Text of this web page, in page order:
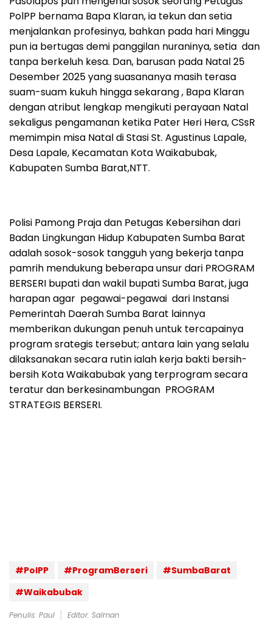
PolPP bernama Bapa Klaran, ia tekun dan setia
menjalankan profesinya, bahkan pada hari Minggu
pun ia bertugas demi panggilan nuraninya, setia dan
tanpa berkeluh kesa. Dan, barusan pada Natal 25
Desember 2025 yang suasananya masih terasa
suam-suam kukuh hingga sekarang , Bapa Klaran
dengan atribut lengkap mengikuti perayaan Natal
sekaligus pengamanan ketika Pater Heri Hera, CSsR
memimpin misa Natal di Stasi St. Agustinus Lapale,
Desa Lapale, Kecamatan Kota Waikabubak,
Kabupaten Sumba Barat,NTT.
Polisi Pamong Praja dan Petugas Kebersihan dari
Badan Lingkungan Hidup Kabupaten Sumba Barat
adalah sosok-sosok tangguh yang bekerja tanpa
pamrih mendukung beberapa unsur dari PROGRAM
BERSERI bupati dan wakil bupati Sumba Barat, juga
harapan agar pegawai-pegawai dari Instansi
Pemerintah Daerah Sumba Barat lainnya
memberikan dukungan penuh untuk tercapainya
program srategis tersebut; antara lain yang selalu
dilaksanakan secara rutin ialah kerja bakti bersih-
bersih Kota Waikabubak yang terprogram secara
teratur dan berkesinambungan PROGRAM
STRATEGIS BERSERI.
#PolPP #ProgramBerseri
#SumbaBarat
#Waikabubak
Penulis: Paul Editor: Salman